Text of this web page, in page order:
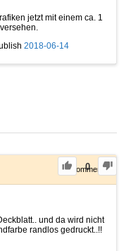
jetzt mit einem ca. 1
2018-06-14
0
0Comments
und da wird nicht
randlos gedruckt..!!